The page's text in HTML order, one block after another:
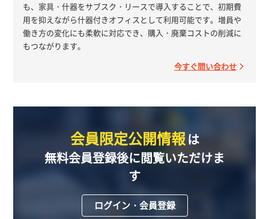
も、家具・什器をサブスク・リースで導入することで、初期費
用を抑えながら什器付きオフィスとして利用可能です。増員や
働き方の変化にも柔軟に対応でき、購入・廃棄コストの削減に
もつながります。
今すぐ問い合わせ
会員限定公開情報は
無料会員登録後に閲覧いただけま
す
ログイン・会員登録